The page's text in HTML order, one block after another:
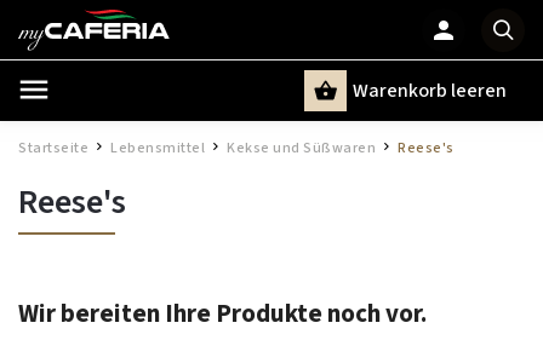
Warenkorb leeren
Startseite / Lebensmittel / Kekse und Süßwaren / Reese's
Reese's
Wir bereiten Ihre Produkte noch vor.